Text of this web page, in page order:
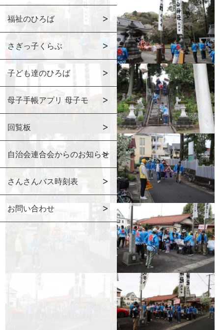
福祉のひろば
さぎっ子くらぶ
子ども達のひろば
母子手帳アプリ 母子モ
回覧板
自治会連合会からのお知らせ
さんさんバス時刻表
お問い合わせ